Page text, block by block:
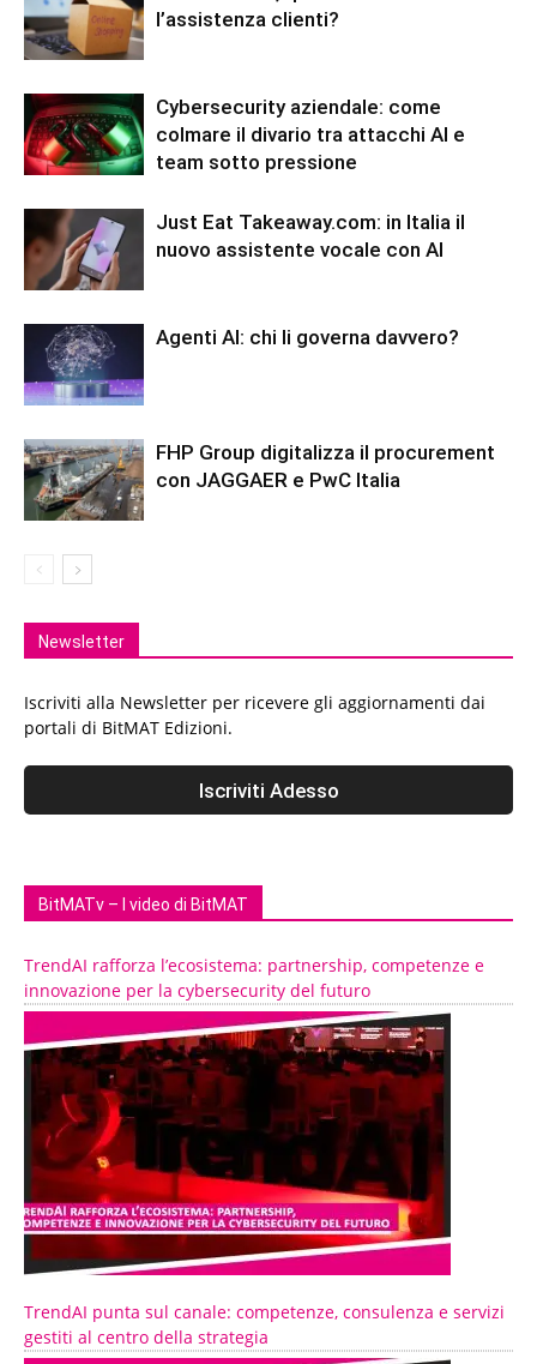
l’assistenza clienti?
Cybersecurity aziendale: come
colmare il divario tra attacchi AI e
team sotto pressione
Just Eat Takeaway.com: in Italia il
nuovo assistente vocale con AI
Agenti AI: chi li governa davvero?
FHP Group digitalizza il procurement
con JAGGAER e PwC Italia
Newsletter
Iscriviti alla Newsletter per ricevere gli aggiornamenti dai
portali di BitMAT Edizioni.
BitMATv – I video di BitMAT
TrendAI rafforza l’ecosistema: partnership, competenze e
innovazione per la cybersecurity del futuro
TrendAI punta sul canale: competenze, consulenza e servizi
gestiti al centro della strategia